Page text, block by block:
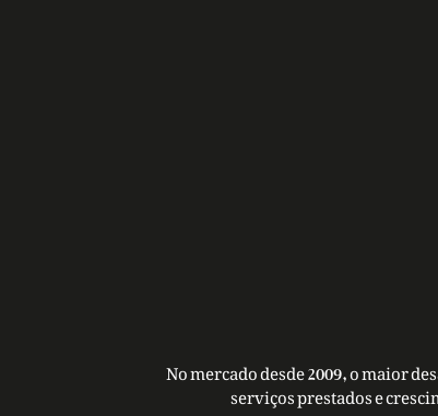
No mercado desde 2009, o maior
serviços prestados e